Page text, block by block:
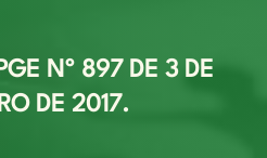
Nº 897 DE 3 DE
DE 2017.